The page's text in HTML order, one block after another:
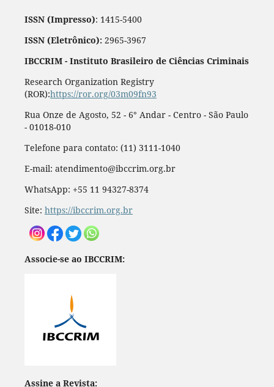
ISSN (Impresso): 1415-5400
ISSN (Eletrônico): 2965-3967
IBCCRIM - Instituto Brasileiro de Ciências Criminais
Research Organization Registry
(ROR):https://ror.org/03m09fn93
Rua Onze de Agosto, 52 - 6° Andar - Centro - São Paulo
- 01018-010
Telefone para contato: (11) 3111-1040
E-mail: atendimento@ibccrim.org.br
WhatsApp: +55 11 94327-8374
Site: https://ibccrim.org.br
Associe-se ao IBCCRIM:
Assine a Revista: